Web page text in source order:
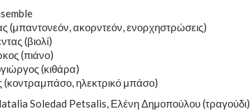
(μπαντονεόν, ακορντεόν, ενορχηστρώσεις)
(βιολί)
(πιάνο)
(κιθάρα)
ηλεκτρικό μπάσο)
Soledad Petsalis, Ελένη Δημοπούλου (τραγούδι)